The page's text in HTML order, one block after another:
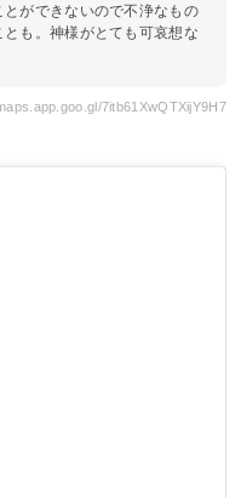
ができないので不浄なもの
も。神様がとても可哀想な
7itb61XwQTXijY9H7